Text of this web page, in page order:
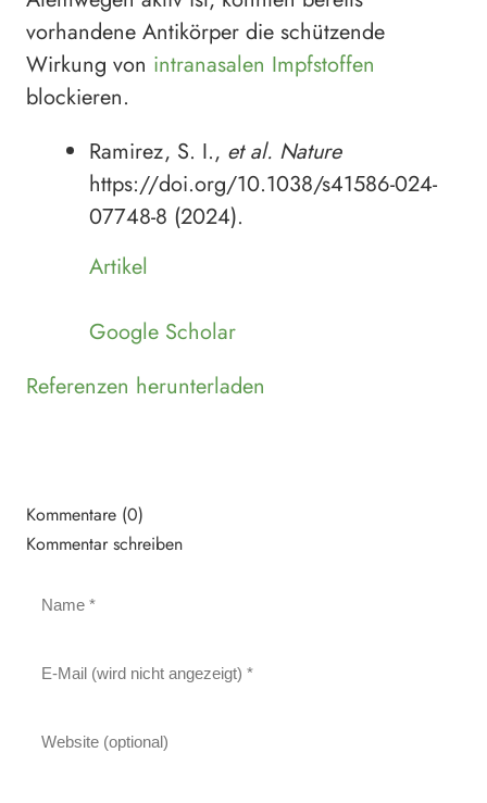
vorhandene Antikörper die schützende
Wirkung von intranasalen Impfstoffen
blockieren.
Ramirez, S. I., et al. Nature
https://doi.org/10.1038/s41586-024-
07748-8 (2024).
Artikel
Google Scholar
Referenzen herunterladen
Kommentare (0)
Kommentar schreiben